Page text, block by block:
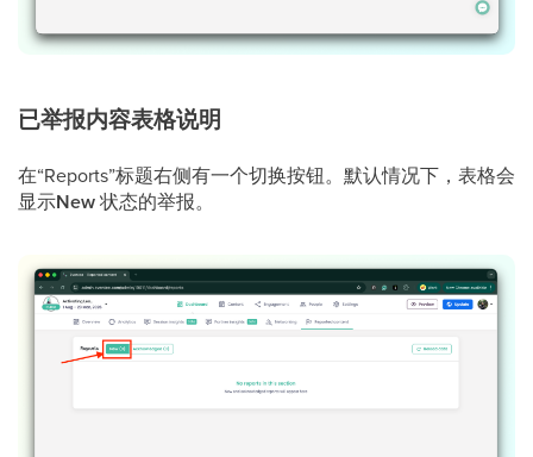
已举报内容表格说明
在“Reports”标题右侧有一个切换按钮。默认情况下，表格会
显示New状态的举报。